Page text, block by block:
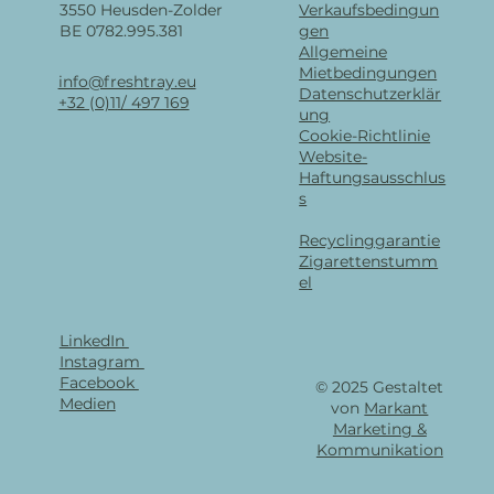
3550 Heusden-Zolder
BE 0782.995.381
info@freshtray.eu
+32 (0)11/ 497 169
Verkaufsbedingun
gen
Allgemeine
Mietbedingungen
Datenschutzerklär
ung
Cookie-Richtlinie
Website-
Haftungsausschlus
s
Recyclinggarantie
Zigarettenstumm
el
LinkedIn
Instagram
Facebook
Medien
© 2025 Gestaltet
von Markant
Marketing &
Kommunikation